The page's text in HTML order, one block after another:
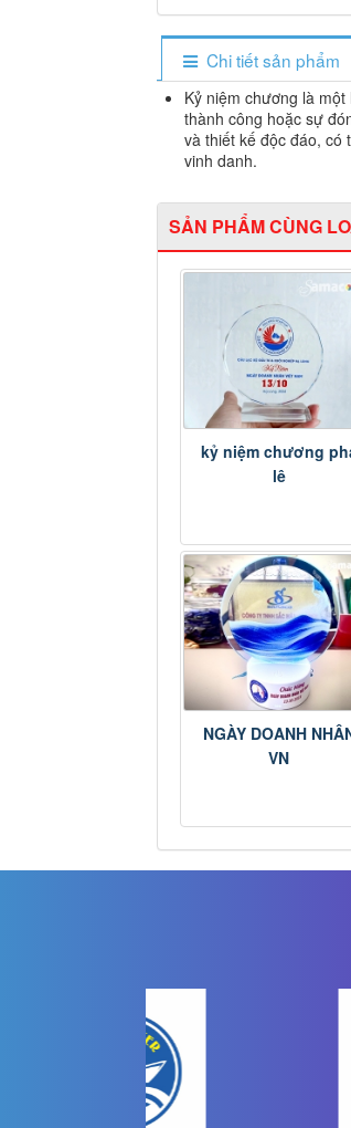
Chi tiết sản phẩm
Kỷ niệm chương là
thành công hoặc sự
và thiết kế độc đáo,
vinh danh.
SẢN PHẨM CÙNG
kỷ niệm chương
lê
NGÀY DOANH
VN